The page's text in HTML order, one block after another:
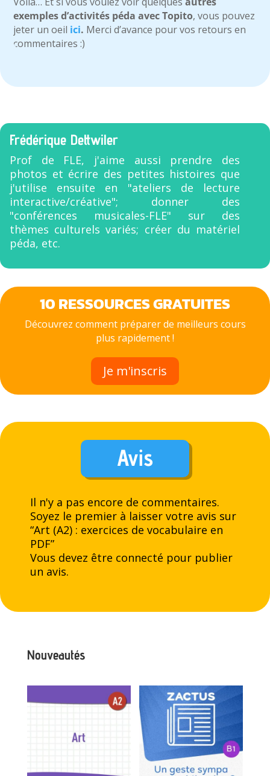
exemples d’activités péda avec Topito, vous pouvez
jeter un oeil ici. Merci d’avance pour vos retours en
commentaires :)
Frédérique Dettwiler
Prof de FLE, j'aime aussi prendre des
photos et écrire des petites histoires que
j'utilise ensuite en "ateliers de lecture
interactive/créative"; donner des
"conférences musicales-FLE" sur des
thèmes culturels variés; créer du matériel
péda, etc.
10 RESSOURCES GRATUITES
Découvrez comment préparer de meilleurs cours
plus rapidement !
Je m'inscris
Avis
Il n'y a pas encore de commentaires.
Soyez le premier à laisser votre avis sur
“Art (A2) : exercices de vocabulaire en
PDF”
Vous devez être connecté pour publier
un avis.
Nouveautés